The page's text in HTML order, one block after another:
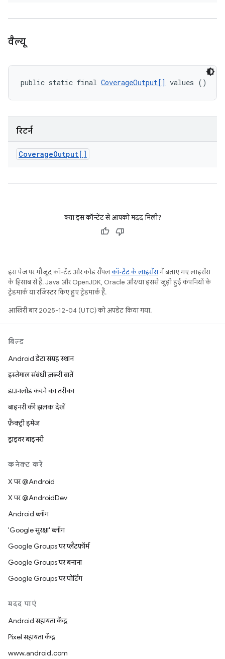
वैल्यू
public static final CoverageOutput[] values ()
रिटर्न
CoverageOutput[]
क्या इस कॉन्टेंट से आपको मदद मिली?
इस पेज पर मौजूद कॉन्टेंट और कोड सैंपलकॉन्टेंट के लाइसेंसमें बताए गए लाइसेंस
के हिसाब से हैं. Java और OpenJDK, Oracle और/या इससे जुड़ी हुई कंपनियों के
ट्रेडमार्क या रजिस्टर किए हुए ट्रेडमार्क हैं.
आखिरी बार 2025-12-04 (UTC) को अपडेट किया गया.
बिल्ड
Android डेटा संग्रह स्थान
इस्तेमाल संबंधी ज़रूरी बातें
डाउनलोड करने का तरीका
बाइनरी की झलक देखें
फ़ैक्ट्री इमेज
ड्राइवर बाइनरी
कनेक्ट करें
X पर @Android
X पर @AndroidDev
Android ब्लॉग
'Google सुरक्षा' ब्लॉग
Google Groups पर प्लैटफ़ॉर्म
Google Groups पर बनाना
Google Groups पर पोर्टिंग
मदद पाएं
Android सहायता केंद्र
Pixel सहायता केंद्र
www.android.com